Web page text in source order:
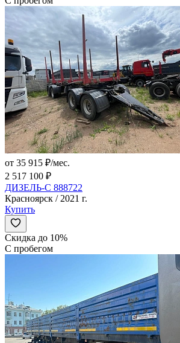
от 35 915 ₽/мес.
2 517 100 ₽
ДИЗЕЛЬ-С 888722
Красноярск / 2021 г.
Купить
Скидка до 10%
С пробегом